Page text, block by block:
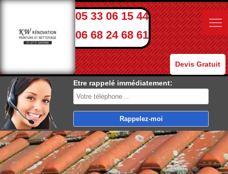
05 33 06 15 44
06 68 24 68 61
Devis Gratuit
Etre rappelé immédiatement: